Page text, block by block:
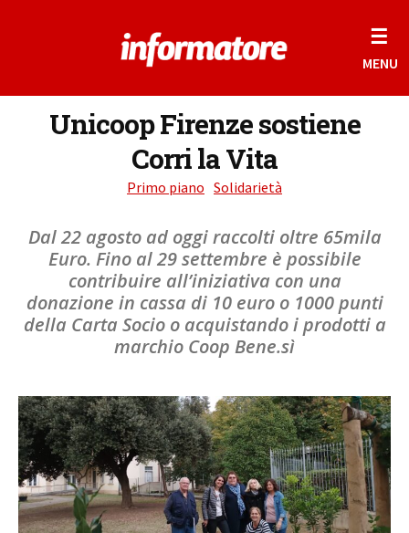
☰
MENU
Unicoop Firenze sostiene
Corri la Vita
Primo piano Solidarietà
Dal 22 agosto ad oggi raccolti oltre 65mila
Euro. Fino al 29 settembre è possibile
contribuire all’iniziativa con una
donazione in cassa di 10 euro o 1000 punti
della Carta Socio o acquistando i prodotti a
marchio Coop Bene.sì